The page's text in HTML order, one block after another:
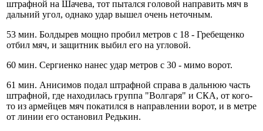
штрафной на Шачева, тот пытался головой направить мяч в
дальний угол, однако удар вышел очень неточным.
53 мин. Болдырев мощно пробил метров с 18 - Гребещенко
отбил мяч, и защитник выбил его на угловой.
60 мин. Сергиенко нанес удар метров с 30 - мимо ворот.
61 мин. Анисимов подал штрафной справа в дальнюю часть
штрафной, где находилась группа "Волгаря" и СКА, от кого-
то из армейцев мяч покатился в направлении ворот, и в метре
от линии его остановил Редькин.